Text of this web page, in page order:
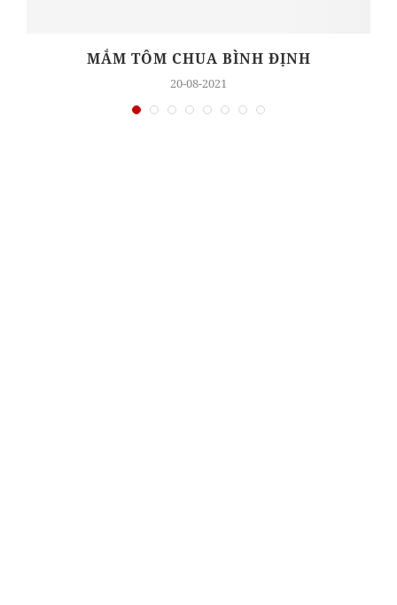
MẮM TÔM CHUA BÌNH ĐỊNH
20-08-2021